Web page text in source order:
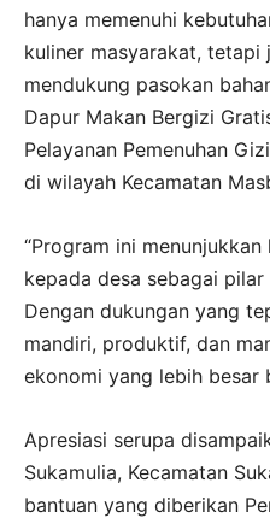
hanya memenuhi
kuliner masyarakat, tetapi
mendukung pasokan
Dapur Makan Bergizi
Pelayanan Pemenuhan
di wilayah Kecamatan
“Program ini
kepada desa sebagai
Dengan dukungan yang
mandiri, produktif, dan
ekonomi yang lebih besar
Apresiasi serupa
Sukamulia, Kecamatan
bantuan yang diberikan